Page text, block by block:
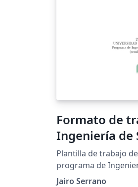
Formato de
Ingeniería de
Computación
Plantilla de trabajo
programa de
Computación.
Jairo Serrano